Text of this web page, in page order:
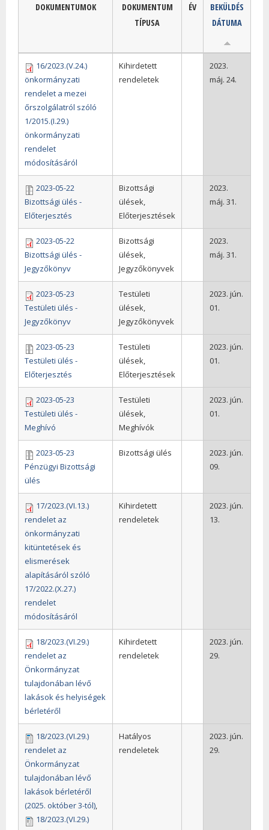
DOKUMENTUMOK
DOKUMENTUM
TÍPUSA
ÉV
BEKÜLDÉS
DÁTUMA
16/2023.(V.24.)
önkormányzati
rendelet a mezei
őrszolgálatról szóló
1/2015.(I.29.)
önkormányzati
rendelet
módosításáról
Kihirdetett
rendeletek
2023.
máj. 24.
2023-05-22
Bizottsági ülés -
Előterjesztés
Bizottsági
ülések,
Előterjesztések
2023.
máj. 31.
2023-05-22
Bizottsági ülés -
Jegyzőkönyv
Bizottsági
ülések,
Jegyzőkönyvek
2023.
máj. 31.
2023-05-23
Testületi ülés -
Jegyzőkönyv
Testületi
ülések,
Jegyzőkönyvek
2023. jún.
01.
2023-05-23
Testületi ülés -
Előterjesztés
Testületi
ülések,
Előterjesztések
2023. jún.
01.
2023-05-23
Testületi ülés -
Meghívó
Testületi
ülések,
Meghívók
2023. jún.
01.
2023-05-23
Pénzügyi Bizottsági
ülés
Bizottsági ülés
2023. jún.
09.
17/2023.(VI.13.)
rendelet az
önkormányzati
kitüntetések és
elismerések
alapításáról szóló
17/2022.(X.27.)
rendelet
módosításáról
Kihirdetett
rendeletek
2023. jún.
13.
18/2023.(VI.29.)
rendelet az
Önkormányzat
tulajdonában lévő
lakások és helyiségek
bérletéről
Kihirdetett
rendeletek
2023. jún.
29.
18/2023.(VI.29.)
rendelet az
Önkormányzat
tulajdonában lévő
lakások bérletéről
(2025. október 3-tól),
18/2023.(VI.29.)
Hatályos
rendeletek
2023. jún.
29.